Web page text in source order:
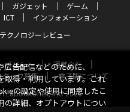
ガジェット
ゲーム
ICT
インフォメーション
クノロジーレビュー
ポリシー
運営会社
タッフ募集
電子版について
Laboratories, Inc. 2026
告配信などのために、
取得・利用しています。これ
の設定や使用に同意したこ
の詳細、オプトアウトについ